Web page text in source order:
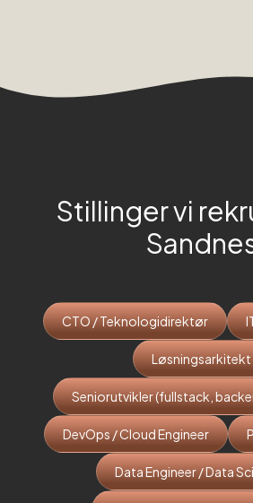
Stillinger vi
CTO / Teknologidirektør
Løsningsarkitekt
Seniorutvikler (fullstack,
DevOps / Cloud Engineer
Data Engineer / Data